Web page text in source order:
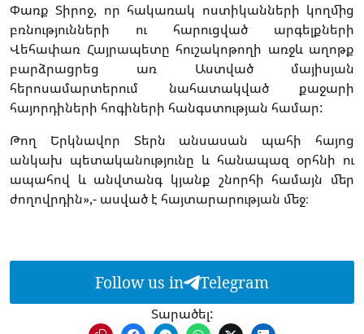
Փառք Տիրոջ, որ հակառակ ոստիկանների կողմից
բռնությունների ու հարուցված արգելքների
Վեհափառ Հայրապետը հուշակոթողի առջև աղոթք
բարձրացրեց առ Աստված մայիսյան
հերոսամարտերում նահատակված քաջարի
հայորդիների հոգիների հանգստության համար:
Թող Երկնավոր Տերն անսասան պահի հայոց
անկախ պետականությունը և հանապազ օրհնի ու
ապահով և անվտանգ կյանք շնորհի համայն մեր
ժողովրդին»,- ասված է հայտարարության մեջ։
Follow us in Telegram
Տարածել: